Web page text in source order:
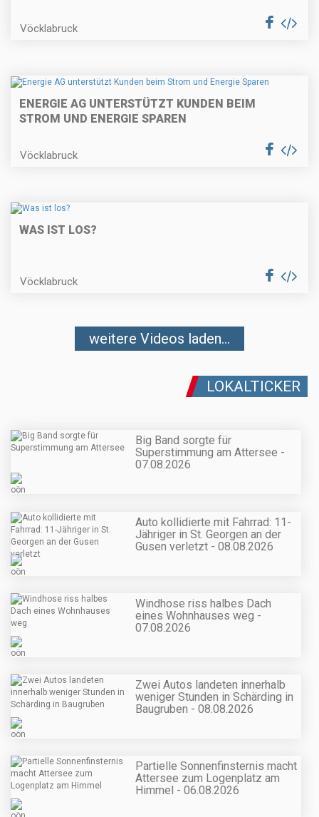
Vöcklabruck
ENERGIE AG UNTERSTÜTZT KUNDEN BEIM
STROM UND ENERGIE SPAREN
Vöcklabruck
WAS IST LOS?
Vöcklabruck
weitere Videos laden...
LOKALTICKER
Big Band sorgte für
Superstimmung am Attersee -
07.08.2026
Auto kollidierte mit Fahrrad: 11-
Jähriger in St. Georgen an der
Gusen verletzt - 08.08.2026
Windhose riss halbes Dach
eines Wohnhauses weg -
07.08.2026
Zwei Autos landeten innerhalb
weniger Stunden in Schärding in
Baugruben - 08.08.2026
Partielle Sonnenfinsternis macht
Attersee zum Logenplatz am
Himmel - 06.08.2026